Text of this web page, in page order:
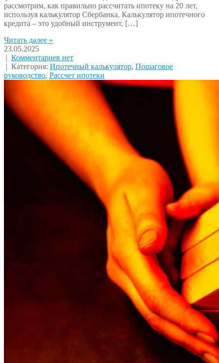
рассмотрим, как правильно рассчитать ипотеку на 20 лет,
используя калькулятор Сбербанка. Калькулятор ипотечного
кредита – это удобный инструмент, […]
Читать далее »
23.05.2025
| Комментариев нет
| Категория: Ипотечный калькулятор, Пошаговое
руководство, Рассчет ипотеки